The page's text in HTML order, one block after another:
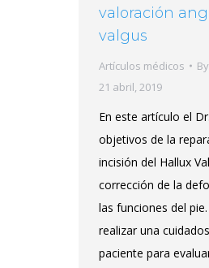
valoración
valgus
Artículos médicos By
21 abril, 2019
En este artículo el
objetivos de la
incisión del Hallux
corrección de la
las funciones del
realizar una
paciente para